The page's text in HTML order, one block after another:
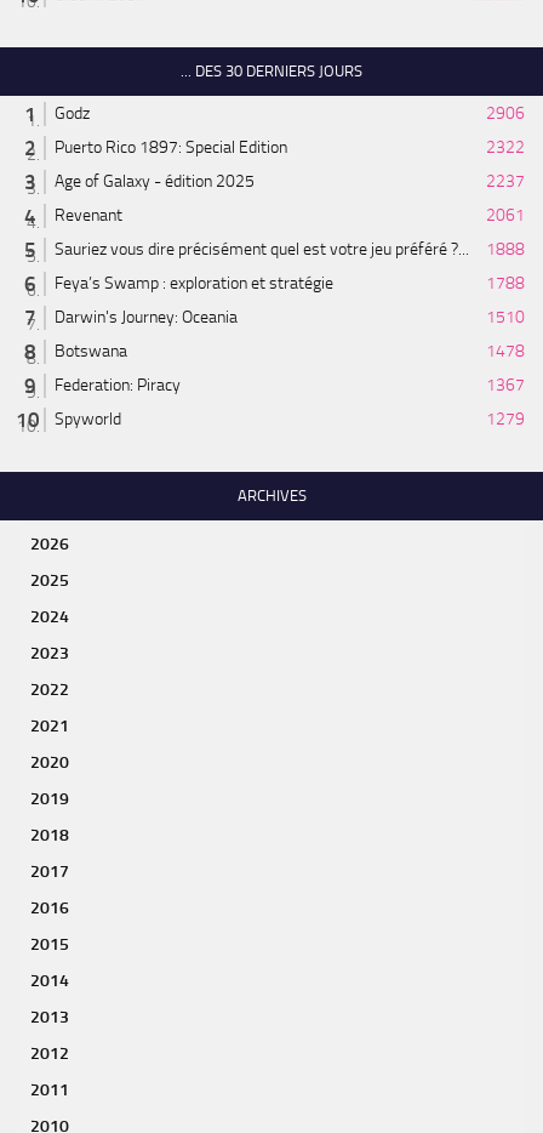
... DES 30 DERNIERS JOURS
Godz
2906
Puerto Rico 1897: Special Edition
2322
Age of Galaxy - édition 2025
2237
Revenant
2061
Sauriez vous dire précisément quel est votre jeu préféré ?...
1888
Feya’s Swamp : exploration et stratégie
1788
Darwin's Journey: Oceania
1510
Botswana
1478
Federation: Piracy
1367
Spyworld
1279
ARCHIVES
2026
2025
2024
2023
2022
2021
2020
2019
2018
2017
2016
2015
2014
2013
2012
2011
2010